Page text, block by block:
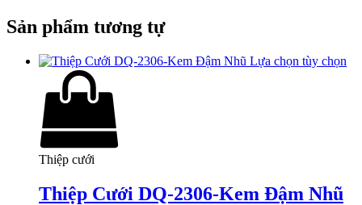
Sản phẩm tương tự
Lựa chọn tùy chọn
Thiệp cưới
Thiệp Cưới DQ-2306-Kem Đậm Nhũ